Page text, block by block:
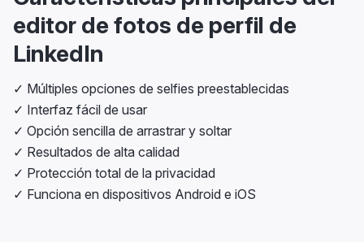
editor de fotos de perfil de
LinkedIn
✓ Múltiples opciones de selfies preestablecidas
✓ Interfaz fácil de usar
✓ Opción sencilla de arrastrar y soltar
✓ Resultados de alta calidad
✓ Protección total de la privacidad
✓ Funciona en dispositivos Android e iOS